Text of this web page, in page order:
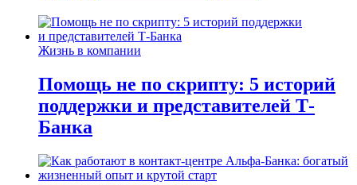
Жизнь в компании
Помощь не по скрипту: 5 историй
поддержки и представителей Т-
Банка